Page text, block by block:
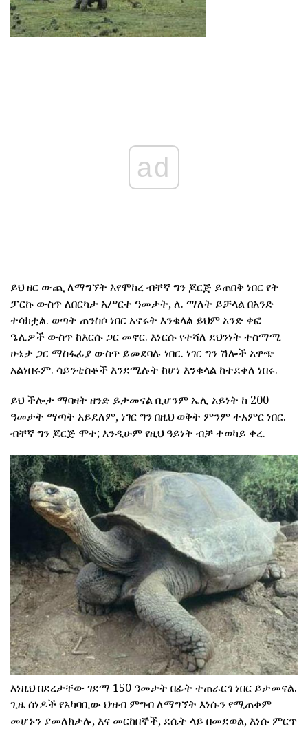
ad
ይህ ዘር ውጪ ለማግኘት እየሞከረ ብቸኛ ግን ጆርጅ ይጠበቅ ነበር የት
ፓርኩ ውስጥ ለበርካታ አሥርተ ዓመታት, ለ. ማለት ይቻላል በአንድ
ተሳክቷል. ወጣት ጠንስሶ ነበር አኖሩት እንቁላል ይህም አንድ ቀፎ
ዔሊዎች ውስጥ ከእርሱ ጋር መኖር. እነርሱ የተሻለ ደህንነት ተስማሚ
ሁኔታ ጋር ማስፋፊያ ውስጥ ይመደባሉ ነበር. ነገር ግን ሽሎች አዋጭ
አልነበሩም. ሳይንቲስቶች እንደሚሉት ከሆነ እንቁላል ከተደቀለ ነበሩ.
ይህ ችሎታ ማባዛት ዘንድ ይታመናል ቢሆንም ኤሊ አይነት ከ 200
ዓመታት ማጣት አይደለም, ነገር ግን በዚህ ወቅት ምንም ተአምር ነበር.
ብቸኛ ግን ጆርጅ ሞተ; እንዲሁም የዚህ ዓይነት ብቻ ተወካይ ቀረ.
እነዚህ በደረታቸው ገደማ 150 ዓመታት በፊት ተጠራርጎ ነበር ይታመናል.
ጊዜ ሰነዶች የአካባቢው ህዝብ ምግብ ለማግኘት እነሱን የሚጠቀም
መሆኑን ያመለክታሉ, እና መርከበኞች, ደሴት ላይ በመደወል, እነሱ ምርጥ